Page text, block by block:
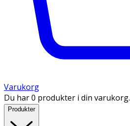
Varukorg
Du har 0 produkter i din varukorg.
Produkter